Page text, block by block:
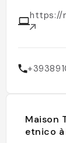
https://
Maison
etnico